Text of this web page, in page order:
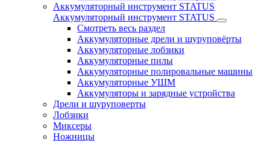
Аккумуляторный инструмент STATUS
Аккумуляторный инструмент STATUS
Смотреть весь раздел
Аккумуляторные дрели и шуруповёрты
Аккумуляторные лобзики
Аккумуляторные пилы
Аккумуляторные полировальные машины
Аккумуляторные УШМ
Аккумуляторы и зарядные устройства
Дрели и шуруповерты
Лобзики
Миксеры
Ножницы